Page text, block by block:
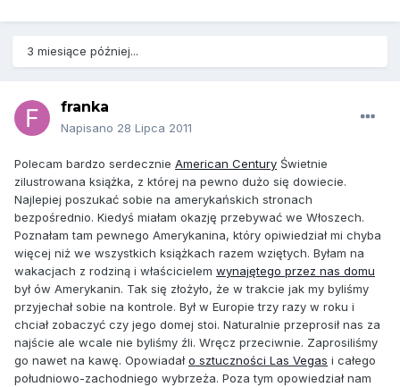
3 miesiące później...
franka
Napisano 28 Lipca 2011
Polecam bardzo serdecznie American Century Świetnie
zilustrowana książka, z której na pewno dużo się dowiecie.
Najlepiej poszukać sobie na amerykańskich stronach
bezpośrednio. Kiedyś miałam okazję przebywać we Włoszech.
Poznałam tam pewnego Amerykanina, który opiwiedział mi chyba
więcej niż we wszystkich książkach razem wziętych. Byłam na
wakacjach z rodziną i właścicielem wynajętego przez nas domu
był ów Amerykanin. Tak się złożyło, że w trakcie jak my byliśmy
przyjechał sobie na kontrole. Był w Europie trzy razy w roku i
chciał zobaczyć czy jego domej stoi. Naturalnie przeprosił nas za
najście ale wcale nie byliśmy źli. Wręcz przeciwnie. Zaprosiliśmy
go nawet na kawę. Opowiadało sztuczności Las Vegas i całego
południowo-zachodniego wybrzeża. Poza tym opowiedział nam